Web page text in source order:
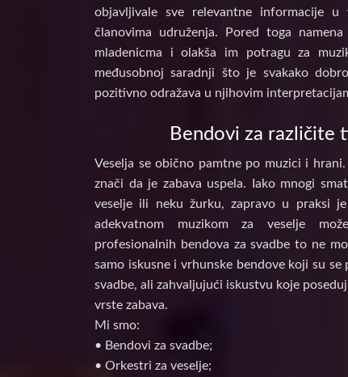
objavljivale sve relevantne informacije u
članovima udruženja. Pored toga
mladenicma i olakša im potragu za
međusobnoj saradnji što je svakako
pozitivno odražava u njihovim
Bendovi za različite
Veselja se obično pamtne po muzici i
znači da je zabava uspela. Iako mnogi
veselje ili neku žurku, zapravo u praksi
adekvatnom muzikom za veselje
profesionalnih bendova za svadbe to ne
samo iskusne i vrhunske bendove koji su
svadbe, ali zahvaljujući iskustvu koje
vrste zabava.
Mi smo:
• Bendovi za svadbe;
• Orkestri za veselje;